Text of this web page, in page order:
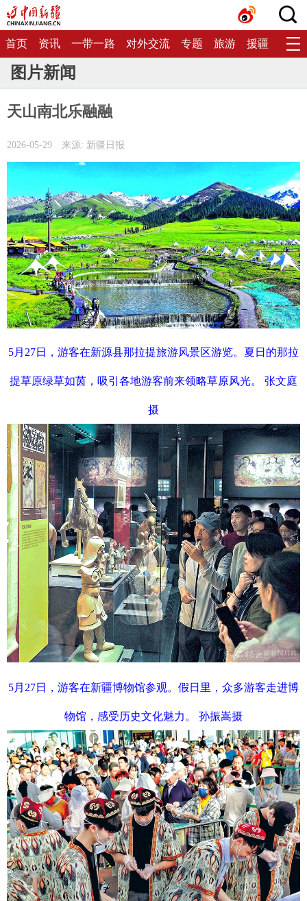
首页 资讯 一带一路 对外交流 专题 旅游 援疆 生态
图片新闻
天山南北乐融融
2026-05-29 来源: 新疆日报
5月27日，游客在新源县那拉提旅游风景区游览。夏日的那拉
提草原绿草如茵，吸引各地游客前来领略草原风光。 张文庭
摄
5月27日，游客在新疆博物馆参观。假日里，众多游客走进博
物馆，感受历史文化魅力。 孙振嵩摄